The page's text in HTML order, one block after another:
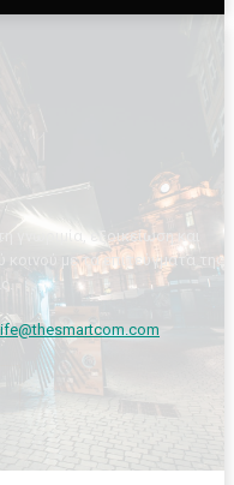
εξοικείωση και
κοινού με τα επιτεύγματα της